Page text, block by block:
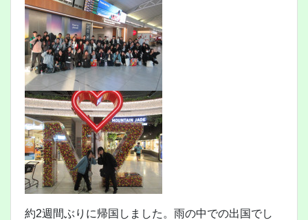
約2週間ぶりに帰国しました。雨の中での出国でし